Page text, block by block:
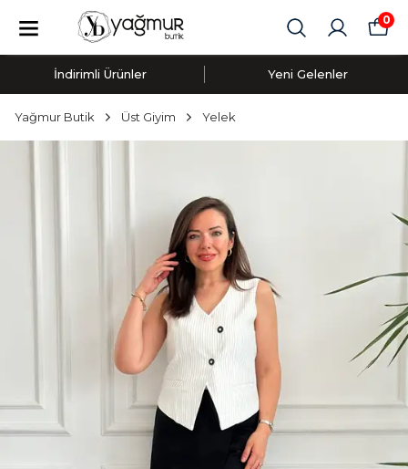
0
İndirimli Ürünler Yeni Gelenler
Yağmur Butik Üst Giyim Yelek